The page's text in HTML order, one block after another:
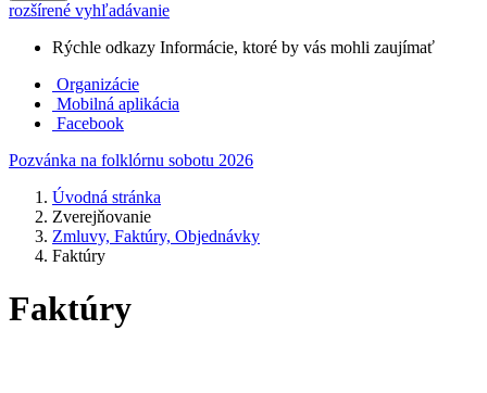
rozšírené vyhľadávanie
Rýchle odkazy Informácie, ktoré by vás mohli zaujímať
Organizácie
Mobilná aplikácia
Facebook
Pozvánka na folklórnu sobotu 2026
Úvodná stránka
Zverejňovanie
Zmluvy, Faktúry, Objednávky
Faktúry
Faktúry